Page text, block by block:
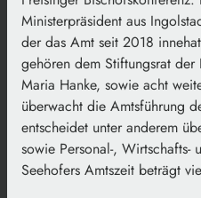
Ministerpräsident aus
der das Amt seit 2018
gehören dem Stiftungsrat
Maria Hanke, sowie acht
überwacht die Amtsführung
entscheidet unter anderem
sowie Personal-, Wirtschafts-
Seehofers Amtszeit beträgt